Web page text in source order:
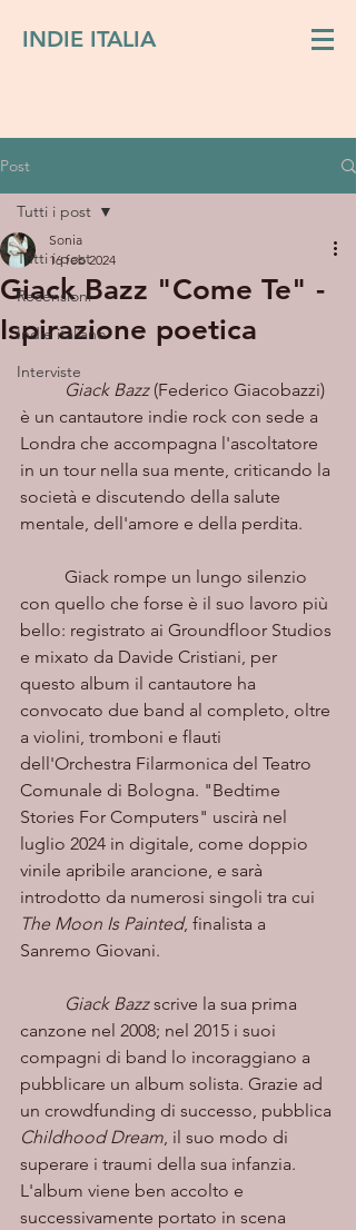
INDIE ITALIA
Post
Tutti i post
Recensioni
Indie italiano
Interviste
Tutti i post
Giack Bazz "Come Te" -
Ispirazione poetica
Sonia
16 feb 2024
Giack Bazz (Federico Giacobazzi)
è un cantautore indie rock con sede a
Londra che accompagna l'ascoltatore
in un tour nella sua mente, criticando la
società e discutendo della salute
mentale, dell'amore e della perdita.
con quello che forse è il suo lavoro più
bello: registrato ai Groundfloor Studios
e mixato da Davide Cristiani, per
questo album il cantautore ha
convocato due band al completo, oltre
a violini, tromboni e flauti
dell'Orchestra Filarmonica del Teatro
Comunale di Bologna. "Bedtime
Stories For Computers" uscirà nel
luglio 2024 in digitale, come doppio
vinile apribile arancione, e sarà
introdotto da numerosi singoli tra cui
The Moon Is Painted, finalista a
Sanremo Giovani.
Giack Bazz scrive la sua prima
canzone nel 2008; nel 2015 i suoi
compagni di band lo incoraggiano a
pubblicare un album solista. Grazie ad
un crowdfunding di successo, pubblica
Childhood Dream, il suo modo di
superare i traumi della sua infanzia.
L'album viene ben accolto e
successivamente portato in scena